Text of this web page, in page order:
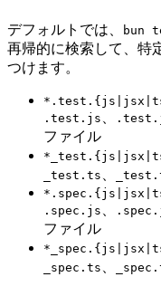
デフォルトでは、 bun
再帰的に検索して、特
つけます。
.test.js
ファイル
_test.ts
.spec.js
ファイル
_spec.ts